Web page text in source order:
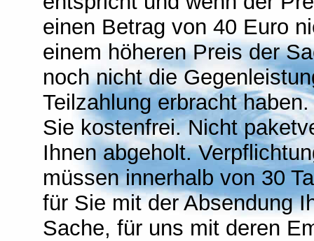
einen Betrag von 40 Euro
einem höheren Preis der
noch nicht die
Teilzahlung erbracht
Sie kostenfrei. Nicht
Ihnen abgeholt.
müssen innerhalb von 30
für Sie mit der Absendung
Sache, für uns mit deren